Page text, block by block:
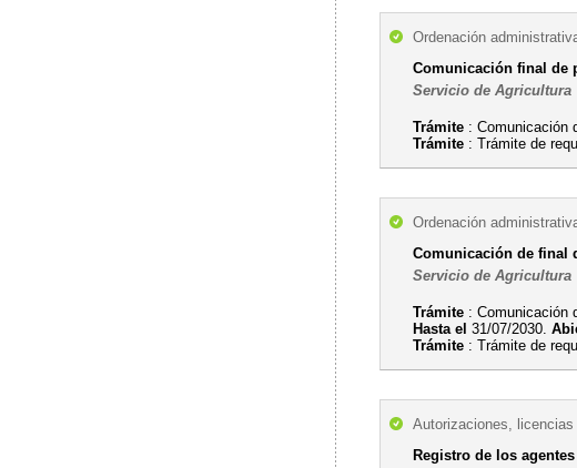
Ordenación
Comunicación final de
Servicio de Agricultura
Trámite : Comunicación
Trámite : Trámite de
Ordenación
Comunicación de final
Servicio de Agricultura
Trámite : Comunicación
Hasta el 31/07/2030.
Trámite : Trámite de
Autorizaciones,
Registro de los